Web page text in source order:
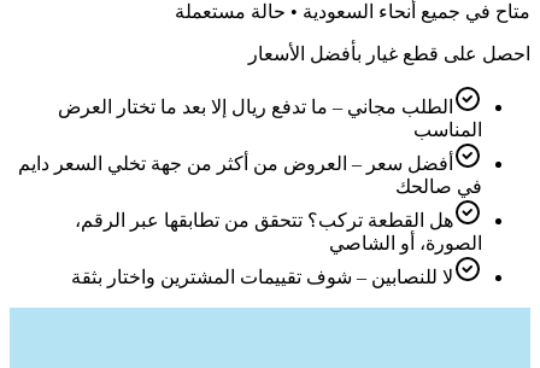
متاح في جميع أنحاء السعودية • حالة مستعملة
احصل على قطع غيار بأفضل الأسعار
الطلب مجاني – ما تدفع ريال إلا بعد ما تختار العرض
المناسب
أفضل سعر – العروض من أكثر من جهة تخلي السعر دايم
في صالحك
هل القطعة تركب؟ تتحقق من تطابقها عبر الرقم،
الصورة، أو الشاصي
لا للنصابين – شوف تقييمات المشترين واختار بثقة